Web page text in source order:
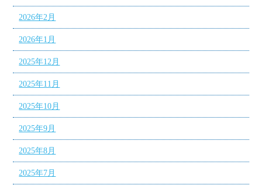
2026年2月
2026年1月
2025年12月
2025年11月
2025年10月
2025年9月
2025年8月
2025年7月